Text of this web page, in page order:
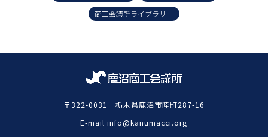
商工会議所ライブラリー
〒322-0031 栃木県鹿沼市睦町287-16
E-mail info@kanumacci.org